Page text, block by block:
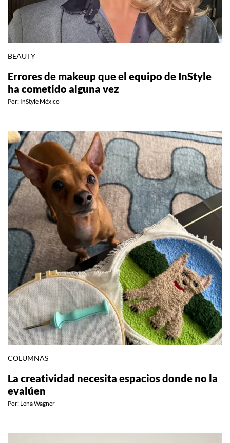
BEAUTY
Errores de makeup que el equipo de InStyle
ha cometido alguna vez
Por: InStyle México
COLUMNAS
La creatividad necesita espacios donde no la
evalúen
Por: Lena Wagner